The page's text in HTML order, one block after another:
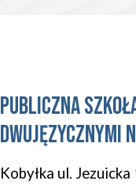
PUBLICZNA
DWUJĘZYCZNYMI
Kobyłka ul. Jezuicka